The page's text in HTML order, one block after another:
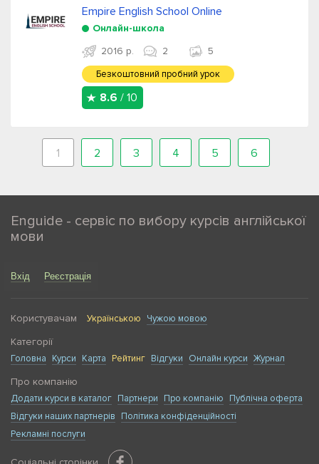
Empire English School Online
Онлайн-школа
2016 р.
2 5
Безкоштовний пробний урок
8.6 / 10
1 2 3 4 5 6
Enguide - сервіс по вибору курсів англійської
мови
Вхід Реєстрація
Користувачам Українською Чужою мовою
Категорії
Головна Курси Карта Рейтинг Відгуки Онлайн курси Журнал
Про компанію
Додати курси в каталог Партнери Про компанію
Публічна оферта
Відгуки наших партнерів
Політика конфіденційності
Рекламні послуги